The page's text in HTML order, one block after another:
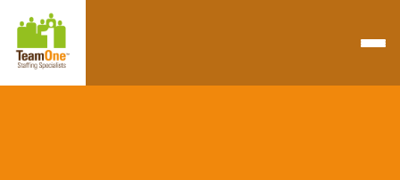
Retourner à la page d'accueil